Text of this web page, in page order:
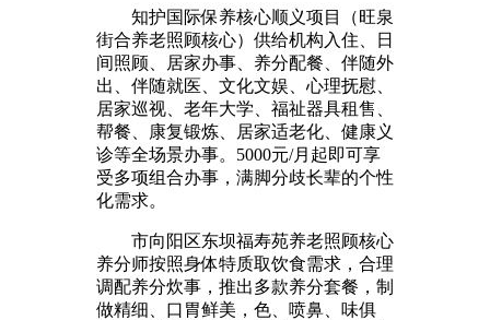
知护国际保养核心顺义项目（旺泉
街合养老照顾核心）供给机构入住、日
间照顾、居家办事、养分配餐、伴随外
出、伴随就医、文化文娱、心理抚慰、
居家巡视、老年大学、福祉器具租售、
帮餐、康复锻炼、居家适老化、健康义
诊等全场景办事。5000元/月起即可享
受多项组合办事，满脚分歧长辈的个性
化需求。
市向阳区东坝福寿苑养老照顾核心
养分师按照身体特质取饮食需求，合理
调配养分炊事，推出多款养分套餐，制
做精细、口胃鲜美，色、喷鼻、味俱